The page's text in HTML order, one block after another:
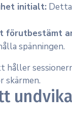
initialt:
spänningen.
skärmen.